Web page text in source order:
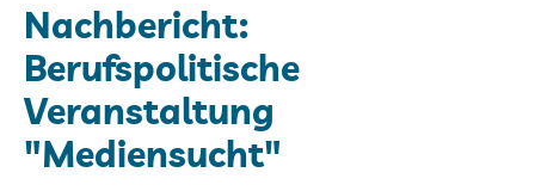
Nachbericht:
Berufspolitische
Veranstaltung
"Mediensucht"